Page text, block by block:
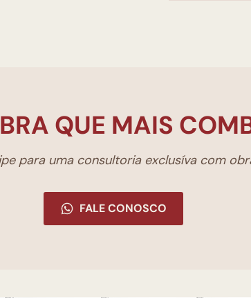
QUE MAIS
para uma consultoria exclusíva com
FALE CONOSCO